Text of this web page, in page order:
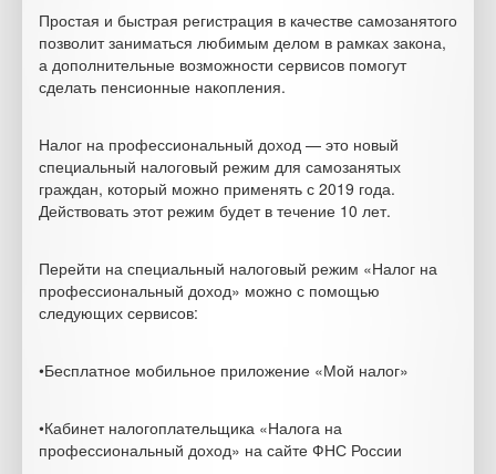
Простая и быстрая регистрация в качестве самозанятого
позволит заниматься любимым делом в рамках закона,
а дополнительные возможности сервисов помогут
сделать пенсионные накопления.
Налог на профессиональный доход — это новый
специальный налоговый режим для самозанятых
граждан, который можно применять с 2019 года.
Действовать этот режим будет в течение 10 лет.
Перейти на специальный налоговый режим «Налог на
профессиональный доход» можно с помощью
следующих сервисов:
•Бесплатное мобильное приложение «Мой налог»
•Кабинет налогоплательщика «Налога на
профессиональный доход» на сайте ФНС России